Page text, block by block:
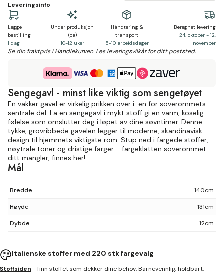
Leveringsinfo
Legge
bestilling
I dag
Under produksjon
(ca)
10-12 uker
Håndtering &
transport
5-10 arbeidsdager
Beregnet levering
24. oktober - 12.
november
Se din fraktpris i Handlekurven. Les leveringsvilkår for ditt poststed.
Sengegavl - minst like viktig som sengetøyet
En vakker gavel er virkelig prikken over i-en for soverommets
sentrale del. La en sengegavl i mykt stoff gi en varm, koselig
følelse som omslutter deg i løpet av dine søvntimer. Denne
tykke, grovribbede gavelen legger til moderne, skandinavisk
design til hjemmets viktigste rom. Stup ned i fargede stoffer,
nøytrale toner og dristige farger - fargeklatten soverommet
ditt mangler, finnes her!
Mål
Bredde 140cm
Høyde 131cm
Dybde 12cm
Italienske stoffer med 220 stk fargevalg
Stoffsiden - finn stoffet som dekker dine behov. Barnevennlig, holdbart,